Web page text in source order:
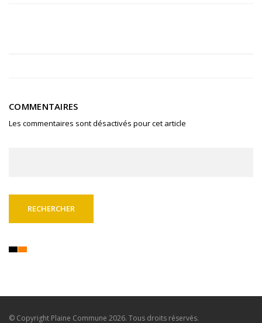
COMMENTAIRES
Les commentaires sont désactivés pour cet article
© Copyright Plaine Commune 2026. Tous droits réservés.